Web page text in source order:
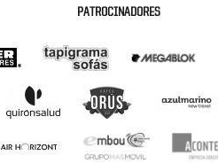
PATROCINADORES